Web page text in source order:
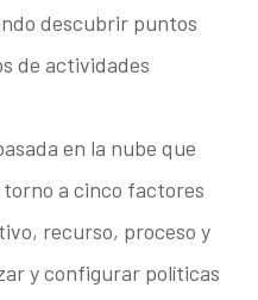
descubrir puntos
de actividades
en la nube que
a cinco factores
recurso, proceso y
y configurar políticas